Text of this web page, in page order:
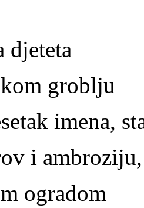
djeteta
groblju
imena,
i
ogradom